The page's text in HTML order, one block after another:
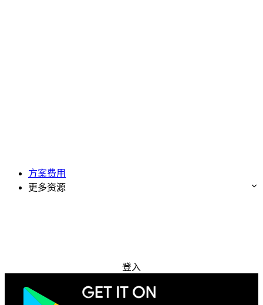
方案费用
更多资源
登入